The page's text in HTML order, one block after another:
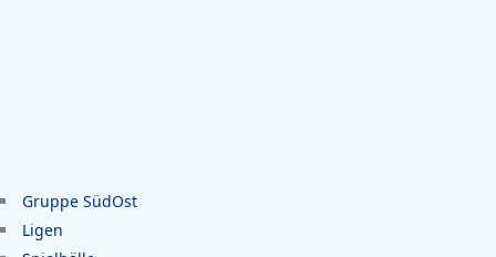
Gruppe SüdOst
Ligen